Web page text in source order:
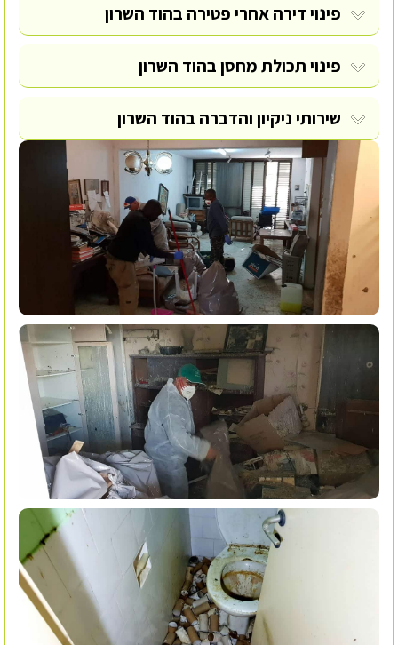
פינוי דירה אחרי פטירה בהוד השרון
פינוי תכולת מחסן בהוד השרון
שירותי ניקיון והדברה בהוד השרון